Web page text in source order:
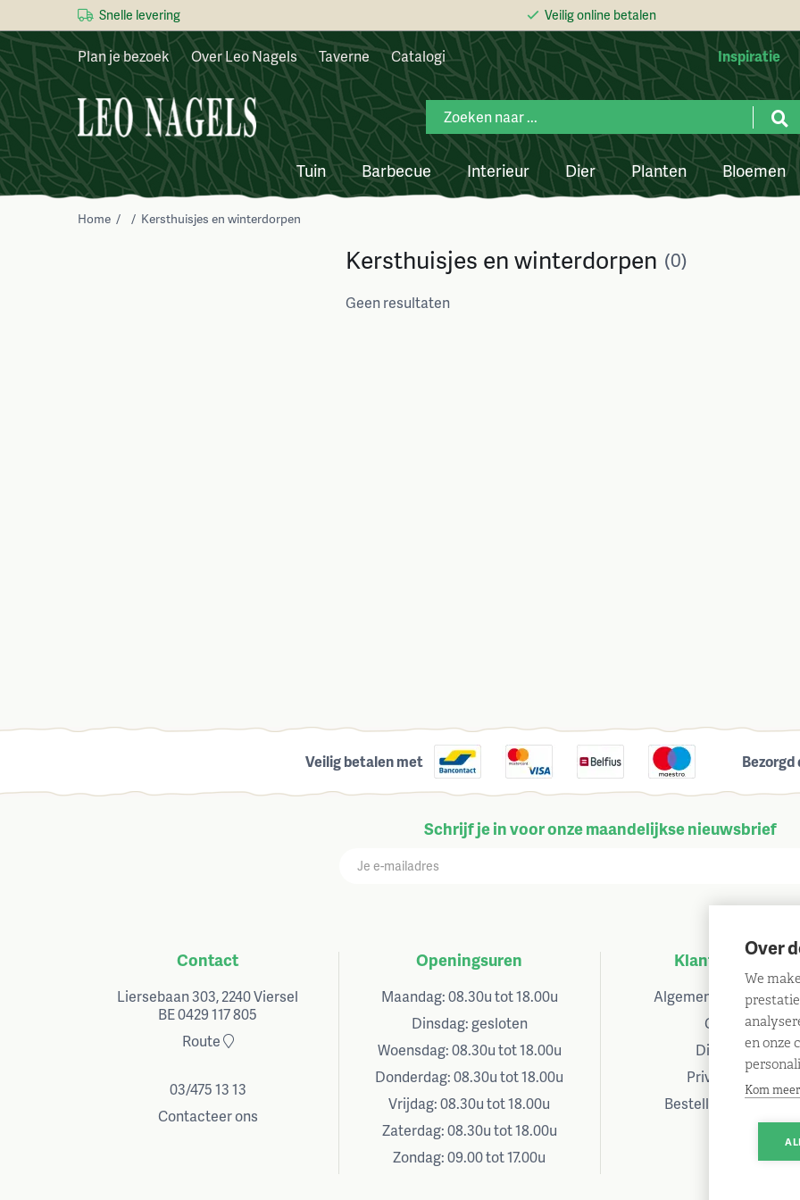
Snelle levering Veilig online betalen
Inspiratie
Plan je bezoek Over Leo Nagels Taverne Catalogi
Tuin Barbecue Interieur Dier Planten Bloemen
Home / / Kersthuisjes en winterdorpen
Kersthuisjes en winterdorpen (0)
Geen resultaten
Veilig betalen met Bezorgd
Schrijf je in voor onze maandelijkse nieuwsbrief
Contact
Liersebaan 303, 2240 Viersel
BE 0429 117 805
Route
03/475 13 13
Contacteer ons
Openingsuren
Maandag:08.30u tot 18.00u
Dinsdag: gesloten
Woensdag:08.30u tot 18.00u
Donderdag:08.30u tot 18.00u
Vrijdag:08.30u tot 18.00u
Zaterdag:08.30u tot 18.00u
Zondag:09.00 tot 17.00u
Klantenservice
Algemene
Contact
Disclaimer
Privacybeleid
Bestelling annuleren
Over
We
en onze
Kom